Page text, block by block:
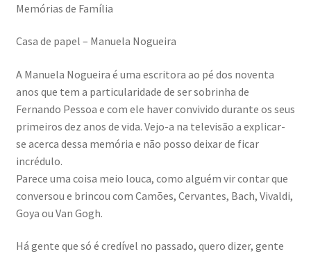
Memórias de Família
Casa de papel – Manuela Nogueira
A Manuela Nogueira é uma escritora ao pé dos noventa
anos que tem a particularidade de ser sobrinha de
Fernando Pessoa e com ele haver convivido durante os seus
primeiros dez anos de vida. Vejo-a na televisão a explicar-
se acerca dessa memória e não posso deixar de ficar
incrédulo.
Parece uma coisa meio louca, como alguém vir contar que
conversou e brincou com Camões, Cervantes, Bach, Vivaldi,
Goya ou Van Gogh.
Há gente que só é credível no passado, quero dizer, gente